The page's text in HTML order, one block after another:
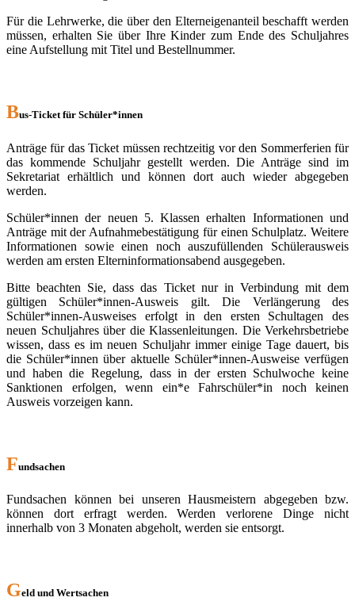
Für die Lehrwerke, die über den Elterneigenanteil beschafft werden
müssen, erhalten Sie über Ihre Kinder zum Ende des Schuljahres
eine Aufstellung mit Titel und Bestellnummer.
Bus-Ticket für Schüler*innen
Anträge für das Ticket müssen rechtzeitig vor den Sommerferien für
das kommende Schuljahr gestellt werden. Die Anträge sind im
Sekretariat erhältlich und können dort auch wieder abgegeben
werden.
Schüler*innen der neuen 5. Klassen erhalten Informationen und
Anträge mit der Aufnahmebestätigung für einen Schulplatz. Weitere
Informationen sowie einen noch auszufüllenden Schülerausweis
werden am ersten Elterninformationsabend ausgegeben.
Bitte beachten Sie, dass das Ticket nur in Verbindung mit dem
gültigen Schüler*innen-Ausweis gilt. Die Verlängerung des
Schüler*innen-Ausweises erfolgt in den ersten Schultagen des
neuen Schuljahres über die Klassenleitungen. Die Verkehrsbetriebe
wissen, dass es im neuen Schuljahr immer einige Tage dauert, bis
die Schüler*innen über aktuelle Schüler*innen-Ausweise verfügen
und haben die Regelung, dass in der ersten Schulwoche keine
Sanktionen erfolgen, wenn ein*e Fahrschüler*in noch keinen
Ausweis vorzeigen kann.
Fundsachen
Fundsachen können bei unseren Hausmeistern abgegeben bzw.
können dort erfragt werden. Werden verlorene Dinge nicht
innerhalb von 3 Monaten abgeholt, werden sie entsorgt.
Geld und Wertsachen